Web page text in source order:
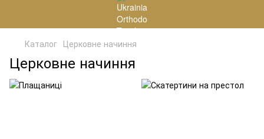
Каталог Церковне начиння
Церковне начиння